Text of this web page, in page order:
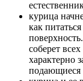
курица
как
соберет
характерно
подающиеся